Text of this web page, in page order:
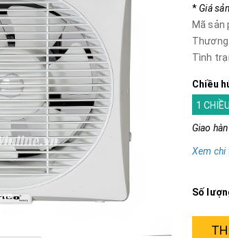
*Giá
Mã sản
Tình
Chiều
1 CHIỀU
Giao
Xem chi
Số